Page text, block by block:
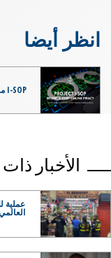
انظر أيضا
I-SOP مشروع
الأخبار
عملية